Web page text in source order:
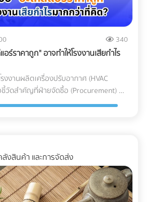
ารแช่แข็งที่ตอบโจทย์ทั้งนโยบาย ESG
งวิศวกรรม ไม่ใช่เรื่องที่ควรลองผิดลองถูก
ร์ที่มีความเชี่ยวชาญตัวจริง เพื่อมาช่วย
สินค้าเสียหาย และควบคุมต้นทุนของ
ลาค้นหาซัพพลายเออร์ทีละเจ้าให้เหนื่อย
ด้รวบรวมรายชื่อบริษัทและโรงงานชั้นนำ
การเกี่ยวข้องกับบรรจุภัณฑ์อย่างครบ
กที่นี่!
เกี่ยวข้อง เช่น อย. (FDA), มอก. (TISI),
ร ความเสี่ยง: หากธุรกิจสั่งของเข้ามาถึง
ต้องใช้ใบอนุญาต สินค้าจะถูกอายัดไว้ที่
คือ ค่าเสียเวลาพื้นที่ท่าเรือ
สียเวลาตู้ (Detention) ที่วิ่งเดินหน้าทุกวัน
ะพุ่งสูงขึ้นเรื่อยๆ ต่อตู้ต่อวัน) หากขอใบ
อาจถูกบังคับส่งกลับประเทศต้นทางหรือ
ทำไมการจ้าง Freight Forwarder หรือ
ตสาหกรรมโลจิสติกส์ มีประโยคคลาสสิกที่
ากร เป็นปัญหาที่จ่ายแพงที่สุด" การ
Forwarder ที่มีประสบการณ์ ไม่ใช่แค่การ
แต่คือการจ้าง "ที่ปรึกษาทางกฎหมายและผู้
ห้กับซัพพลายเชนของคุณ พวกเขาจะทำ
ยม) มาตรฐานห้องปลอดเชื้อที่นิยมใช้มักจะ
14644-1 โดยระดับที่พบได้บ่อยใน
แพทย์คือ ISO Class 7 และ ISO Class 8
ภาคในอากาศอย่างรัดกุม เพื่อให้มั่นใจว่า
ทำไมโรงงานรับฉีดพลาสติก (Injection
สามารถผลิตอุปกรณ์การแพทย์ได้? คำ
ด 3 ประการดังต่อไปนี้: 1. การควบคุม
(Bioburden Control) ก่อนที่อุปกรณ์
ต่ำที่สุดเท่าที่จะทำได้ การผลิตชิ้น
จะช่วยลดความเสี่ยงที่
ไวรัส จะเกาะติดลงบนผิวของพลาสติก ซึ่ง
เชื้อในขั้นตอนสุดท้ายมีประสิทธิภาพ
การป้องกันอนุภาคแปลกปลอม
340
อร์ราคาถูก" อาจทำให้โรงงานเสียกำไร
งงานผลิตเครื่องปรับอากาศ (HVAC
วัดสำคัญที่ฝ่ายจัดซื้อ (Procurement) มัก
รลดต้นทุน (Cost Reduction)" เพื่อเพิ่ม
ใจด้วย "ราคาป้าย" เพียงอย่างเดียว
ง (Hidden Costs)" มหาศาลที่กัดกินกำไร
ว 3 ต้นทุนแฝงสุดอันตราย
ไม่ได้มาตรฐาน การประกอบเครื่องปรับ
ะกอบไปด้วยชิ้นส่วนกลไก (Mechanical
งสินค้า และการจัดส่ง